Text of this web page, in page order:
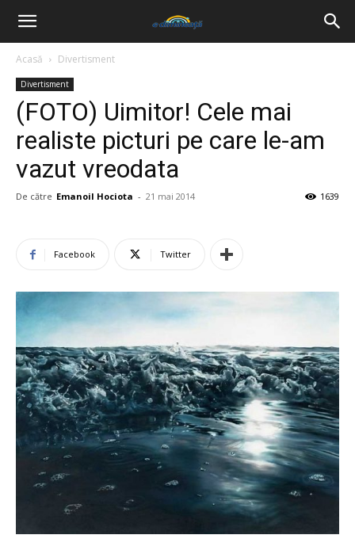
Acasă Divertisment
Divertisment
(FOTO) Uimitor! Cele mai
realiste picturi pe care le-am
vazut vreodata
De către Emanoil Hociota - 21 mai 2014 1639
Facebook Twitter